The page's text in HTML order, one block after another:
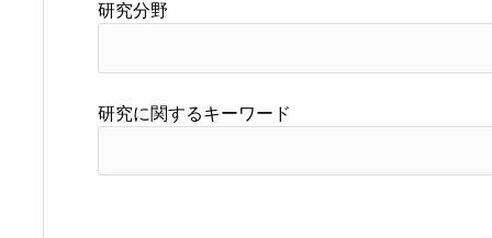
研究分野
研究に関するキーワード